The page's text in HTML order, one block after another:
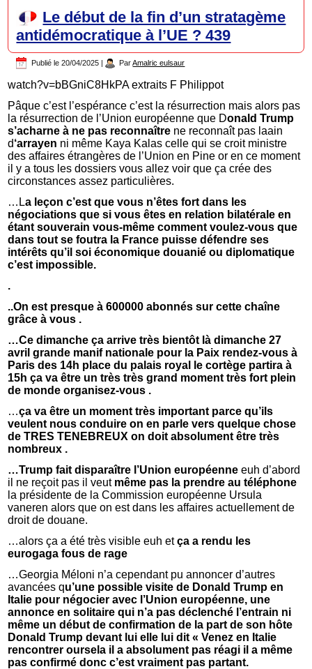
Le début de la fin d’un stratagème
antidémocratique à l’UE ? 439
Publié le 20/04/2025 | Par Amalric eulsaur
watch?v=bBGniC8HkPA extraits F Philippot
Pâque c’est l’espérance c’est la résurrection mais alors pas
la résurrection de l’Union européenne que Donald Trump
s’acharne à ne pas reconnaître ne reconnaît pas laain
d‘arrayen ni même Kaya Kalas celle qui se croit ministre
des affaires étrangères de l’Union en Pine or en ce moment
il y a tous les dossiers vous allez voir que ça crée des
circonstances assez particulières.
…La leçon c’est que vous n’êtes fort dans les
négociations que si vous êtes en relation bilatérale en
étant souverain vous-même comment voulez-vous que
dans tout se foutra la France puisse défendre ses
intérêts qu’il soi économique douanié ou diplomatique
c’est impossible.
.
..On est presque à 600000 abonnés sur cette chaîne
grâce à vous .
…Ce dimanche ça arrive très bientôt là dimanche 27
avril grande manif nationale pour la Paix rendez-vous à
Paris des 14h place du palais royal le cortège partira à
15h ça va être un très très grand moment très fort plein
de monde organisez-vous .
…ça va être un moment très important parce qu’ils
veulent nous conduire on en parle vers quelque chose
de TRES TENEBREUX on doit absolument être très
nombreux .
…Trump fait disparaître l’Union européenne euh d’abord
il ne reçoit pas il veut même pas la prendre au téléphone
la présidente de la Commission européenne Ursula
vaneren alors que on est dans les affaires actuellement de
droit de douane.
…alors ça a été très visible euh etça a rendu les
eurogaga fous de rage
…Georgia Méloni n’a cependant pu annoncer d’autres
avancées qu’une possible visite de Donald Trump en
Italie pour négocier avec l’Union européenne, une
annonce en solitaire qui n’a pas déclenché l’entrain ni
même un début de confirmation de la part de son hôte
Donald Trump devant lui elle lui dit « Venez en Italie
rencontrer oursela il a absolument pas réagi il a même
pas confirmé donc c’est vraiment pas partant.